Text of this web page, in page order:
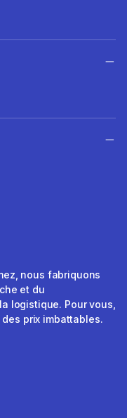
nous fabriquons
et du
logistique. Pour vous,
prix imbattables.